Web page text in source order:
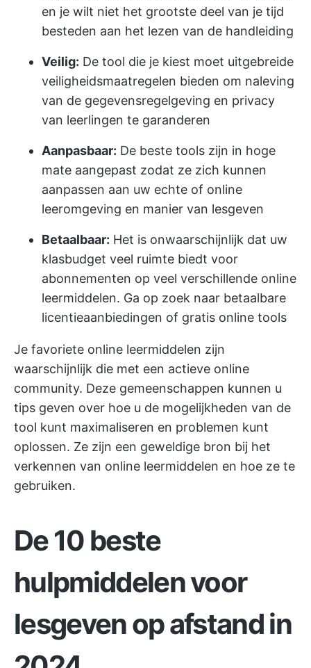
en je wilt niet het grootste deel van je tijd
besteden aan het lezen van de handleiding
Veilig: De tool die je kiest moet uitgebreide
veiligheidsmaatregelen bieden om naleving
van de gegevensregelgeving en privacy
van leerlingen te garanderen
Aanpasbaar: De beste tools zijn in hoge
mate aangepast zodat ze zich kunnen
aanpassen aan uw echte of online
leeromgeving en manier van lesgeven
Betaalbaar: Het is onwaarschijnlijk dat uw
klasbudget veel ruimte biedt voor
abonnementen op veel verschillende online
leermiddelen. Ga op zoek naar betaalbare
licentieaanbiedingen of gratis online tools
Je favoriete online leermiddelen zijn
waarschijnlijk die met een actieve online
community. Deze gemeenschappen kunnen u
tips geven over hoe u de mogelijkheden van de
tool kunt maximaliseren en problemen kunt
oplossen. Ze zijn een geweldige bron bij het
verkennen van online leermiddelen en hoe ze te
gebruiken.
De 10 beste
hulpmiddelen voor
lesgeven op afstand in